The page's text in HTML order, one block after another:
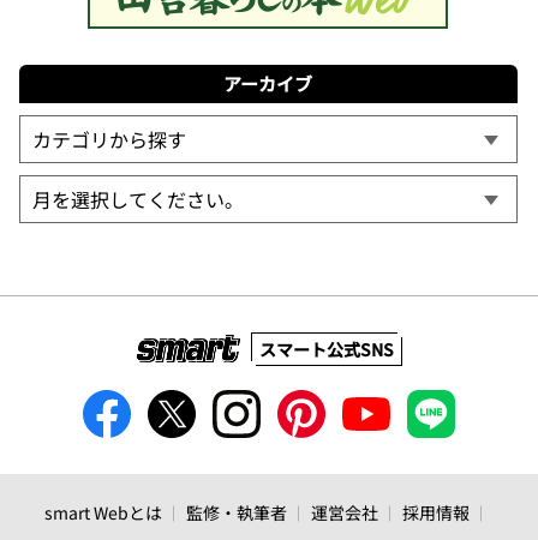
アーカイブ
スマート公式SNS
smart Webとは 監修・執筆者 運営会社 採用情報